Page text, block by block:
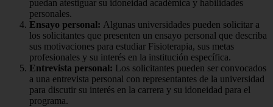
puedan atestiguar su idoneidad académica y habilidades
personales.
Ensayo personal: Algunas universidades pueden solicitar a
los solicitantes que presenten un ensayo personal que describa
sus motivaciones para estudiar Fisioterapia, sus metas
profesionales y su interés en la institución específica.
Entrevista personal: Los solicitantes pueden ser convocados
a una entrevista personal con representantes de la universidad
para discutir su interés en la carrera y su idoneidad para el
programa.